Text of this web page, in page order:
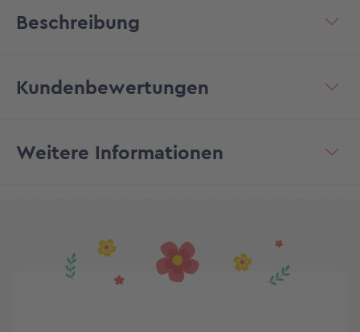
Beschreibung
Kundenbewertungen
Weitere Informationen